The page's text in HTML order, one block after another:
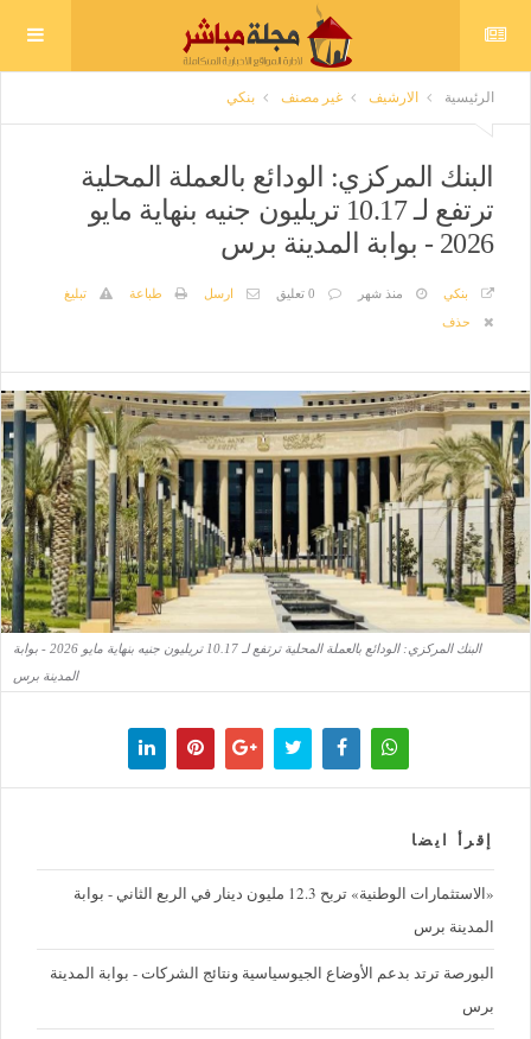
الرئيسية الارشيف غير مصنف بنكي
البنك المركزي: الودائع بالعملة المحلية
ترتفع لـ 10.17 تريليون جنيه بنهاية مايو
2026 - بوابة المدينة برس
بنكي منذ شهر 0 تعليق ارسل طباعة
تبليغ
حذف
البنك المركزي: الودائع بالعملة المحلية ترتفع لـ 10.17 تريليون جنيه بنهاية مايو 2026 - بوابة
المدينة برس
إقرأ ايضا
«الاستثمارات الوطنية» تربح 12.3 مليون دينار في الربع الثاني - بوابة
المدينة برس
البورصة ترتد بدعم الأوضاع الجيوسياسية ونتائج الشركات - بوابة المدينة
برس